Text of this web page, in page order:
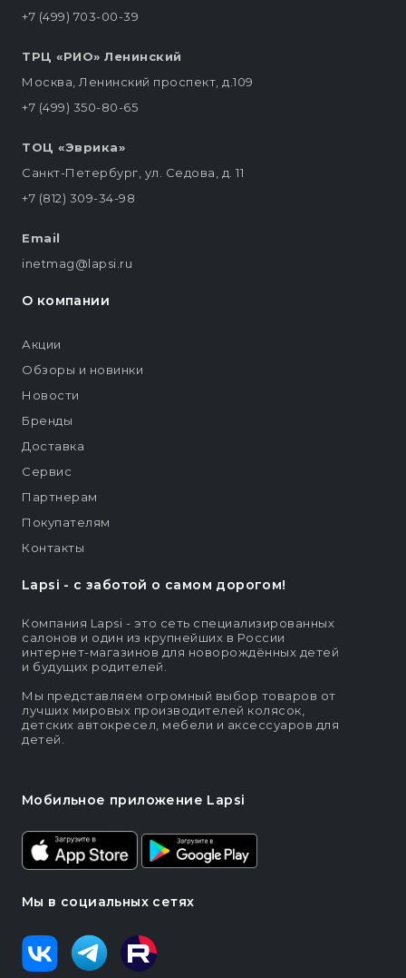
Lapsi - c заботой о самом дорогом!
Компания Lapsi - это сеть специализированных
салонов и один из крупнейших в России
интернет-магазинов для новорождённых детей
и будущих родителей.
Мы представляем огромный выбор товаров от
лучших мировых производителей колясок,
детских автокресел, мебели и аксессуаров для
детей.
Мобильное приложение Lapsi
Мы в социальных сетях
+7 (499) 703-00-39
ТРЦ «РИО» Ленинский
Москва, Ленинский проспект, д.109
+7 (499) 350-80-65
ТОЦ «Эврика»
Санкт-Петербург, ул. Седова, д. 11
+7 (812) 309-34-98
Email
inetmag@lapsi.ru
О компании
Акции
Обзоры и новинки
Новости
Бренды
Доставка
Сервис
Партнерам
Покупателям
Контакты